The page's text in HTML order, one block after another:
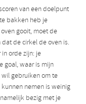
van een doelpunt
bakken heb je
gooit, moet de
de cirkel de oven is.
orde zijn: je
goal, waar is mijn
gebruiken om te
nemen is weinig
bezig met je